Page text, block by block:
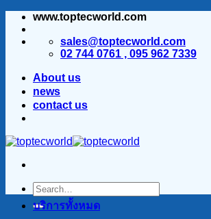
ข้าม
www.toptecworld.com
sales@toptecworld.com
02 744 0761 , 095 962 7339
About us
news
contact us
บริการทั้งหมด